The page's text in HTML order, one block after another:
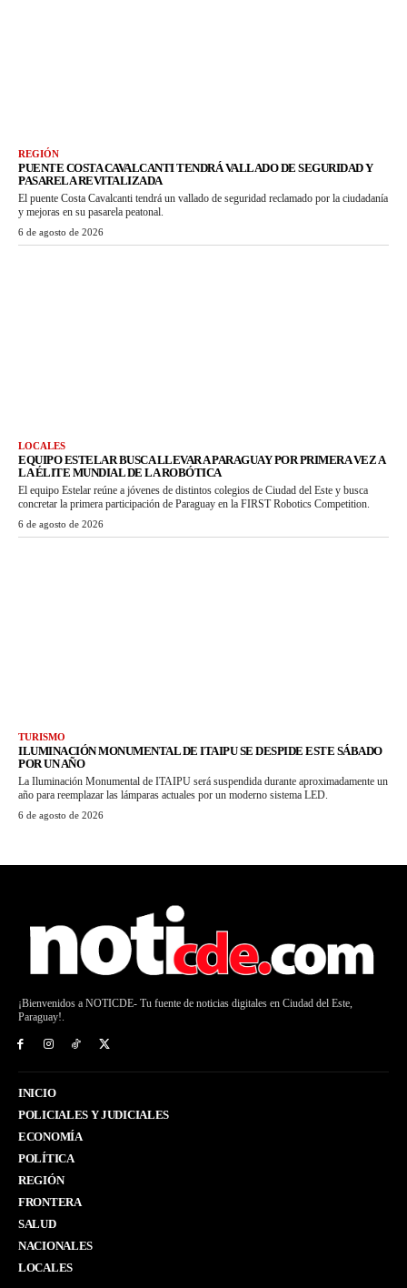
REGIÓN
PUENTE COSTA CAVALCANTI TENDRÁ VALLADO DE SEGURIDAD Y
PASARELA REVITALIZADA
El puente Costa Cavalcanti tendrá un vallado de seguridad reclamado por la ciudadanía
y mejoras en su pasarela peatonal.
6 de agosto de 2026
LOCALES
EQUIPO ESTELAR BUSCA LLEVAR A PARAGUAY POR PRIMERA VEZ A
LA ÉLITE MUNDIAL DE LA ROBÓTICA
El equipo Estelar reúne a jóvenes de distintos colegios de Ciudad del Este y busca
concretar la primera participación de Paraguay en la FIRST Robotics Competition.
6 de agosto de 2026
TURISMO
ILUMINACIÓN MONUMENTAL DE ITAIPU SE DESPIDE ESTE SÁBADO
POR UN AÑO
La Iluminación Monumental de ITAIPU será suspendida durante aproximadamente un
año para reemplazar las lámparas actuales por un moderno sistema LED.
6 de agosto de 2026
¡Bienvenidos a NOTICDE- Tu fuente de noticias digitales en Ciudad del Este,
Paraguay!.
INICIO
POLICIALES Y JUDICIALES
ECONOMÍA
POLÍTICA
REGIÓN
FRONTERA
SALUD
NACIONALES
LOCALES